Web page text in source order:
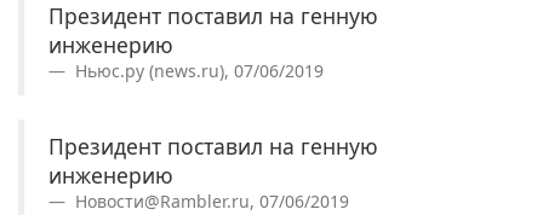
Президент поставил на генную
инженерию
Ньюс.ру (news.ru), 07/06/2019
Президент поставил на генную
инженерию
Новости@Rambler.ru, 07/06/2019